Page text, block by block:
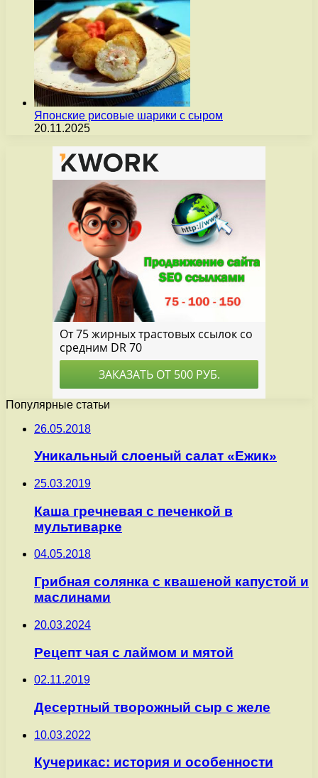
Японские рисовые шарики с сыром
20.11.2025
Популярные статьи
26.05.2018
Уникальный слоеный салат «Ежик»
25.03.2019
Каша гречневая с печенкой в
мультиварке
04.05.2018
Грибная солянка с квашеной капустой и
маслинами
20.03.2024
Рецепт чая с лаймом и мятой
02.11.2019
Десертный творожный сыр с желе
10.03.2022
Кучерикас: история и особенности